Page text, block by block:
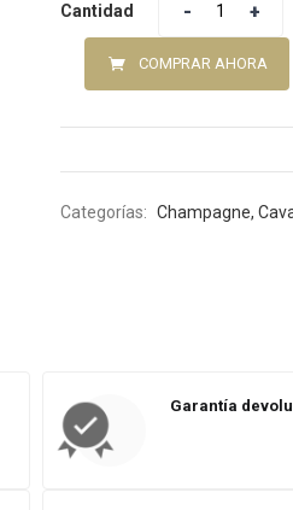
Cantidad
COMPRAR AHORA
Categorías: Champagne,
Garantía